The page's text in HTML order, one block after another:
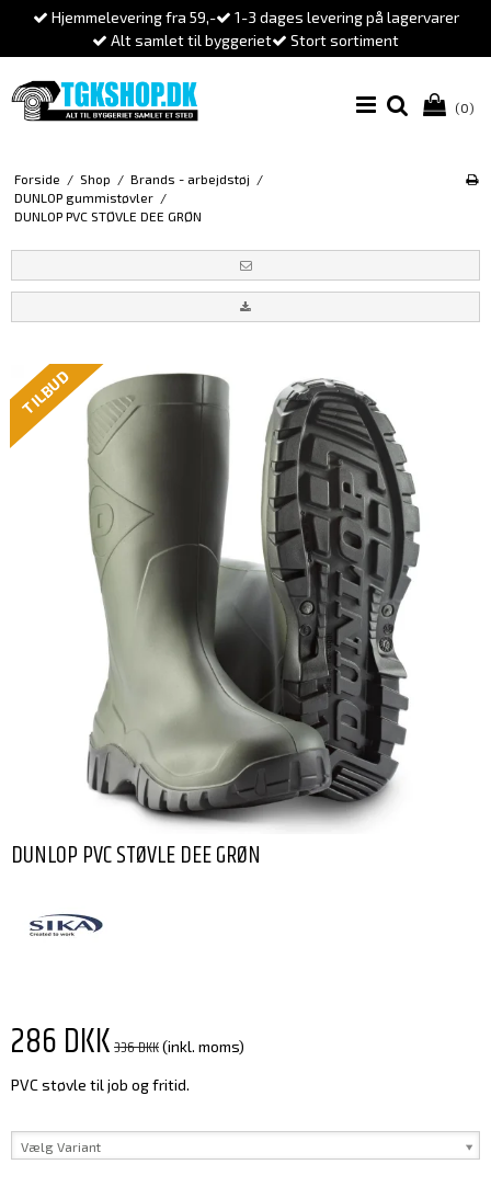
Hjemmelevering fra 59,-
1-3 dages levering på lagervarer
Alt samlet til byggeriet
Stort sortiment
(0)
Forside / Shop / Brands - arbejdstøj /
DUNLOP gummistøvler /
DUNLOP PVC STØVLE DEE GRØN
TILBUD
DUNLOP PVC STØVLE DEE GRØN
286 DKK336 DKK(inkl. moms)
PVC støvle til job og fritid.
Vælg Variant